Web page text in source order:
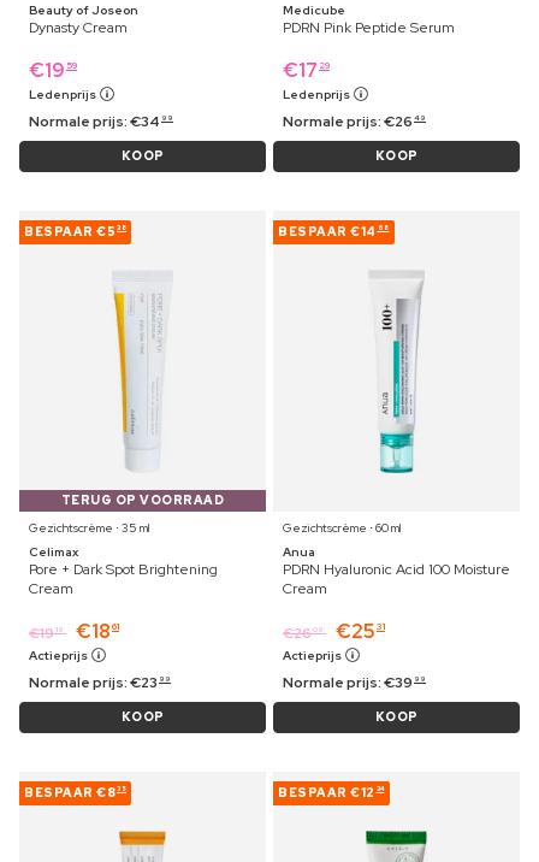
Beauty of Joseon
Dynasty Cream
€19 59
Ledenprijs
Normale prijs:€34 99
KOOP
Medicube
PDRN Pink Peptide Serum
€17 29
Ledenprijs
Normale prijs:€26 49
KOOP
BESPAAR €5 38
TERUG OP VOORRAAD
Gezichtscrème ⋅ 35 ml
Celimax
Pore + Dark Spot Brightening
Cream
€1919 €18 61
Actieprijs
Normale prijs:€23 99
KOOP
BESPAAR €14 68
Gezichtscrème ⋅ 60 ml
Anua
PDRN Hyaluronic Acid 100 Moisture
Cream
€2609 €25 31
Actieprijs
Normale prijs:€39 99
KOOP
BESPAAR €835 BESPAAR €12 34